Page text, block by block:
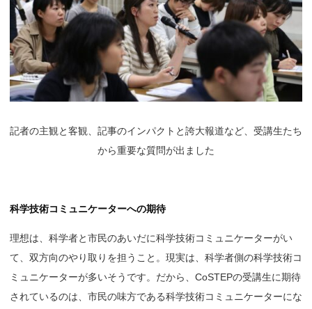
記者の主観と客観、記事のインパクトと誇大報道など、受講生たち
から重要な質問が出ました
科学技術コミュニケーターへの期待
理想は、科学者と市民のあいだに科学技術コミュニケーターがい
て、双方向のやり取りを担うこと。現実は、科学者側の科学技術コ
ミュニケーターが多いそうです。だから、CoSTEPの受講生に期待
されているのは、市民の味方である科学技術コミュニケーターにな